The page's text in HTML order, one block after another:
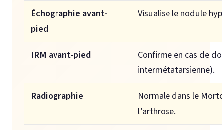
Échographie avant-
pied
Visualise le nodule
IRM avant-pied
Confirme en cas de
intermétatarsienne).
Radiographie
Normale dans le
l’arthrose.